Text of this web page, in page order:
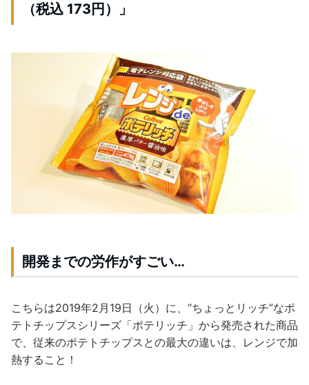
（税込 173円）」
開発までの労作がすごい…
こちらは2019年2月19日（火）に、“ちょっとリッチ”なポ
テトチップスシリーズ「ポテリッチ」から発売された商品
で、従来のポテトチップスとの最大の違いは、レンジで加
熱すること！